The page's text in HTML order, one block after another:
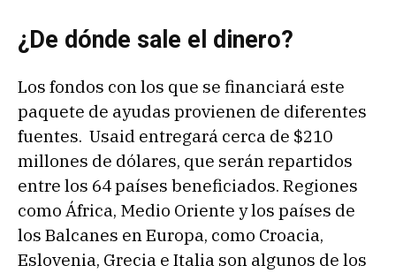
¿De dónde sale el dinero?
Los fondos con los que se financiará este
paquete de ayudas provienen de diferentes
fuentes. Usaid entregará cerca de $210
millones de dólares, que serán repartidos
entre los 64 países beneficiados. Regiones
como África, Medio Oriente y los países de
los Balcanes en Europa, como Croacia,
Eslovenia, Grecia e Italia son algunos de los